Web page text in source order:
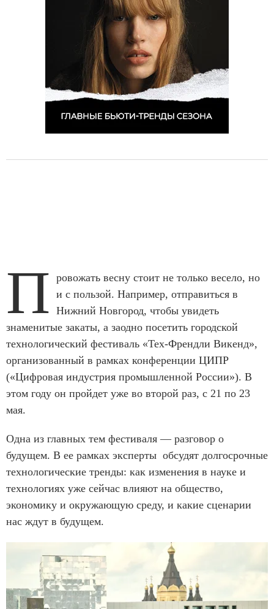
П ровожать весну стоит не только весело, но
и с пользой. Например, отправиться в
Нижний Новгород, чтобы увидеть
знаменитые закаты, а заодно посетить городской
технологический фестиваль «Тех-Френдли Викенд»,
организованный в рамках конференции ЦИПР
(«Цифровая индустрия промышленной России»). В
этом году он пройдет уже во второй раз, с 21 по 23
мая.
Одна из главных тем фестиваля — разговор о
будущем. В ее рамках эксперты обсудят долгосрочные
технологические тренды: как изменения в науке и
технологиях уже сейчас влияют на общество,
экономику и окружающую среду, и какие сценарии
нас ждут в будущем.